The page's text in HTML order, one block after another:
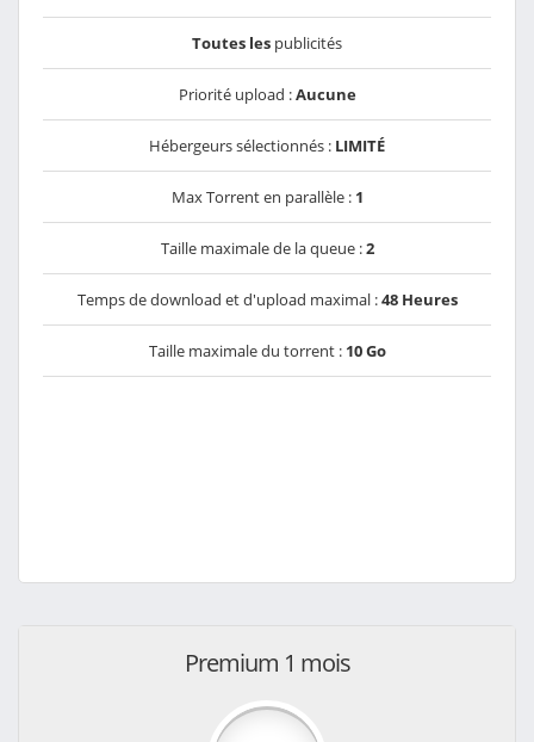
Toutes les publicités
Priorité upload :Aucune
Hébergeurs sélectionnés : LIMITÉ
Max Torrent en parallèle : 1
Taille maximale de la queue :2
Temps de download et d'upload maximal :48 Heures
Taille maximale du torrent : 10 Go
Premium 1 mois